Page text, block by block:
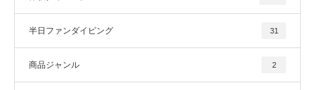
半日ファンダイビング 31
商品ジャンル 2